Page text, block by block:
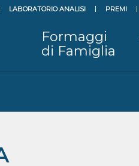
LABORATORIO ANALISI PREMI
Formaggi
di Famiglia